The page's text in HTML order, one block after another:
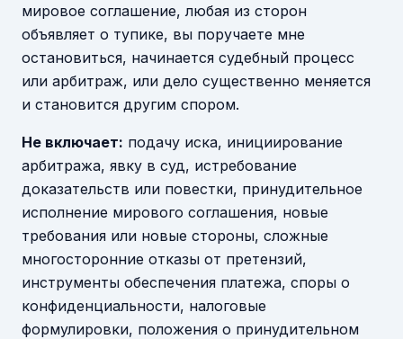
мировое соглашение, любая из сторон
объявляет о тупике, вы поручаете мне
остановиться, начинается судебный процесс
или арбитраж, или дело существенно меняется
и становится другим спором.
Не включает: подачу иска, инициирование
арбитража, явку в суд, истребование
доказательств или повестки, принудительное
исполнение мирового соглашения, новые
требования или новые стороны, сложные
многосторонние отказы от претензий,
инструменты обеспечения платежа, споры о
конфиденциальности, налоговые
формулировки, положения о принудительном